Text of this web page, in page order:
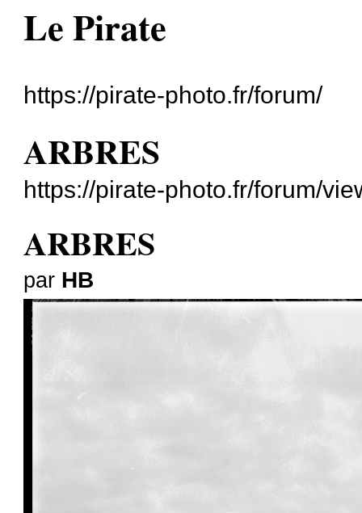
Le Pirate
https://pirate-photo.fr/forum/
ARBRES
https://pirate-photo.fr/forum/
ARBRES
par HB